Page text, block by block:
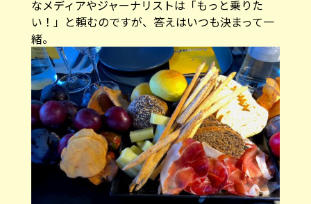
なメディアやジャーナリストは「もっと乗りた
い！」と頼むのですが、答えはいつも決まって一
緒。